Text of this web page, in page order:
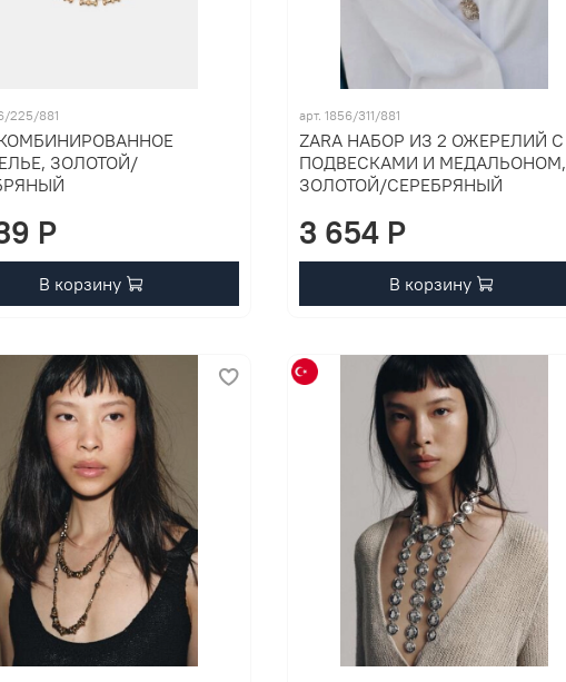
225/881
КОМБИНИРОВАННОЕ
ЗОЛОТОЙ/
P
В корзину
арт. 1856/311/881
ZARA НАБОР ИЗ 2 ОЖЕРЕЛИЙ С
ПОДВЕСКАМИ И МЕДАЛЬОНОМ,
ЗОЛОТОЙ/СЕРЕБРЯНЫЙ
3 654 P
В корзину